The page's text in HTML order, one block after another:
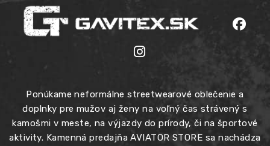
Ponúkame neformálne streetwearové oblečenie a
doplnky pre mužov aj ženy na voľný čas strávený s
kamošmi v meste, na výjazdy do prírody, či na športové
aktivity. Kamenná predajňa AVIATOR STORE sa nachádza